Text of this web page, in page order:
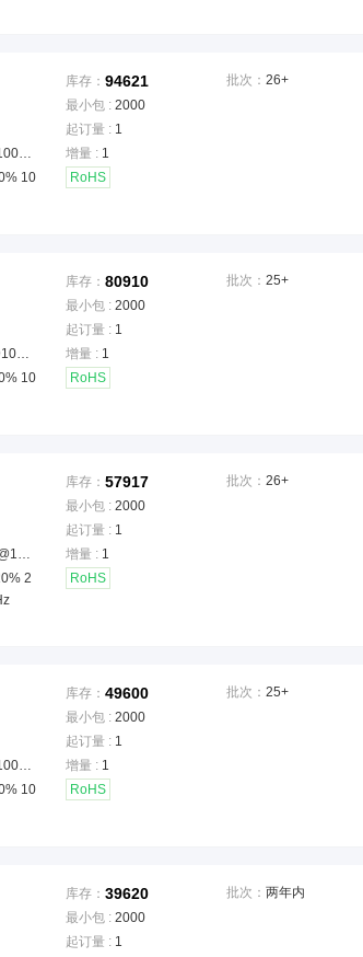
3Ω@100kHz
10
库存：94621
最小包 :2000
起订量 : 1
增量 : 1
RoHS
批次： 26+
2.5Ω@100kHz
10
库存：80910
最小包 :2000
起订量 : 1
增量 : 1
RoHS
批次： 25+
500mΩ@100kHz
2
库存：57917
最小包 :2000
起订量 : 1
增量 : 1
RoHS
批次： 26+
3Ω@100kHz
10
库存：49600
最小包 :2000
起订量 : 1
增量 : 1
RoHS
批次： 25+
库存：39620
最小包 :2000
起订量 : 1
批次： 两年内